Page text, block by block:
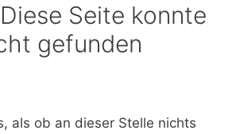
Seite konnte
gefunden
als ob an dieser Stelle nichts